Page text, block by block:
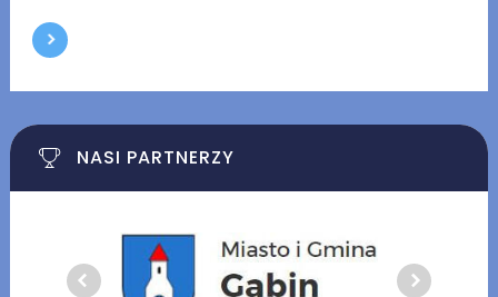
NASI PARTNERZY